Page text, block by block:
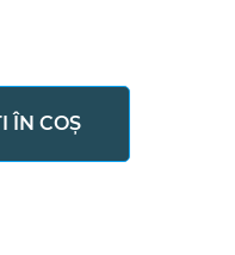
ÎN COȘ